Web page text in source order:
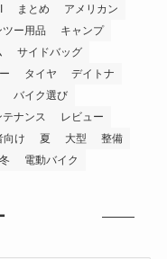
まとめ
アメリカン
ツー用品
キャンプ
サイドバッグ
タイヤ
デイトナ
バイク選び
テナンス
レビュー
向け 夏 大型
整備
電動バイク